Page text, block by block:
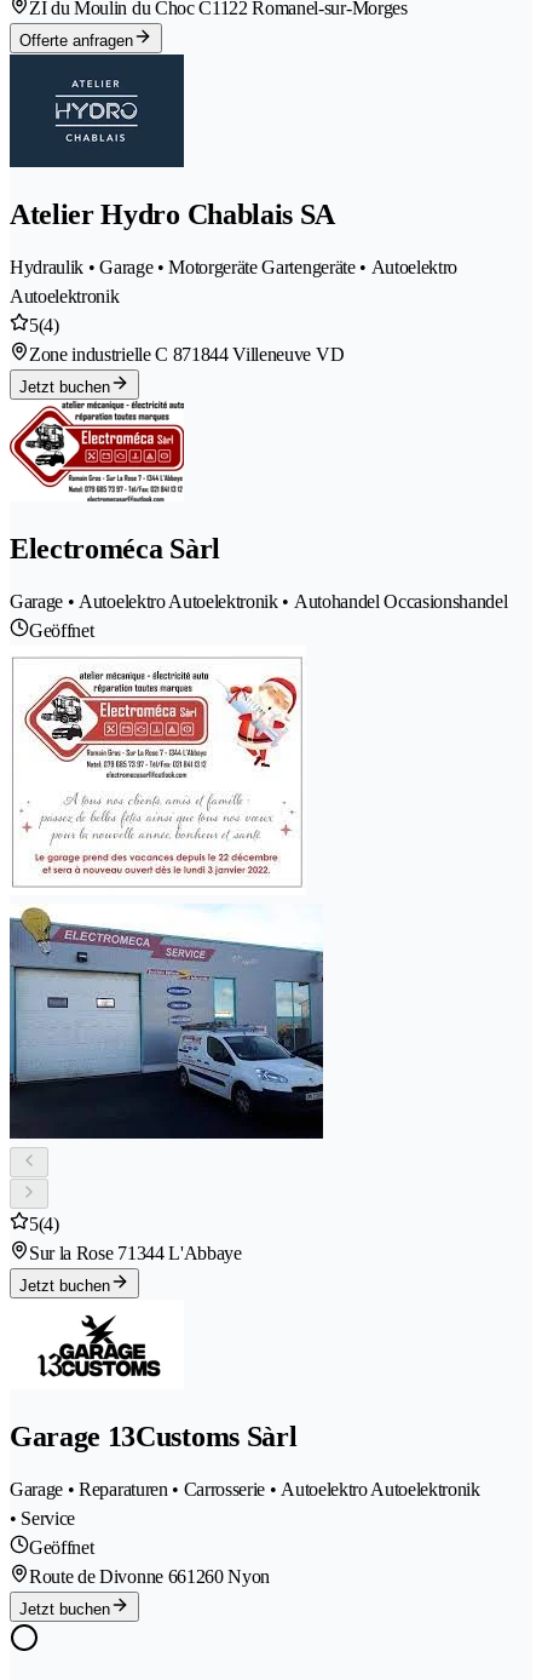
ZI du Moulin du Choc C1122 Romanel-sur-Morges
Offerte anfragen
Atelier Hydro Chablais SA
Hydraulik • Garage • Motorgeräte Gartengeräte • Autoelektro
Autoelektronik
5(4)
Zone industrielle C 871844 Villeneuve VD
Jetzt buchen
Electroméca Sàrl
Garage • Autoelektro Autoelektronik • Autohandel Occasionshandel
Geöffnet
5(4)
Sur la Rose 71344 L'Abbaye
Jetzt buchen
Garage 13Customs Sàrl
Garage • Reparaturen • Carrosserie • Autoelektro Autoelektronik
• Service
Geöffnet
Route de Divonne 661260 Nyon
Jetzt buchen